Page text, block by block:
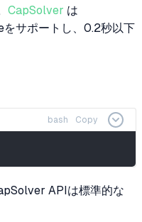
CapSolver は
サポートし、0.2秒以下
bash Copy
APIは標準的な